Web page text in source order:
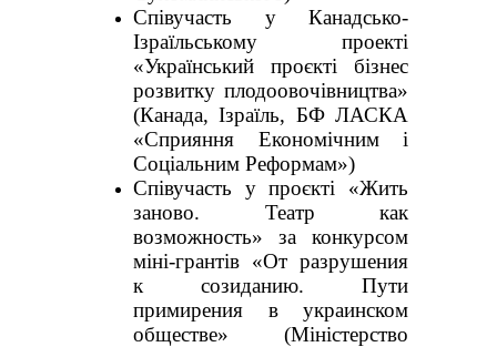
Співучасть у Канадсько-
Ізраїльському проекті
«Український проєкті бізнес
розвитку плодоовочівництва»
(Канада, Ізраїль, БФ ЛАСКА
«Сприяння Економічним і
Соціальним Реформам»)
Співучасть у проєкті «Жить
заново. Театр как
возможность» за конкурсом
міні-грантів «От разрушения
к созиданию. Пути
примирения в украинском
обществе» (Міністерство